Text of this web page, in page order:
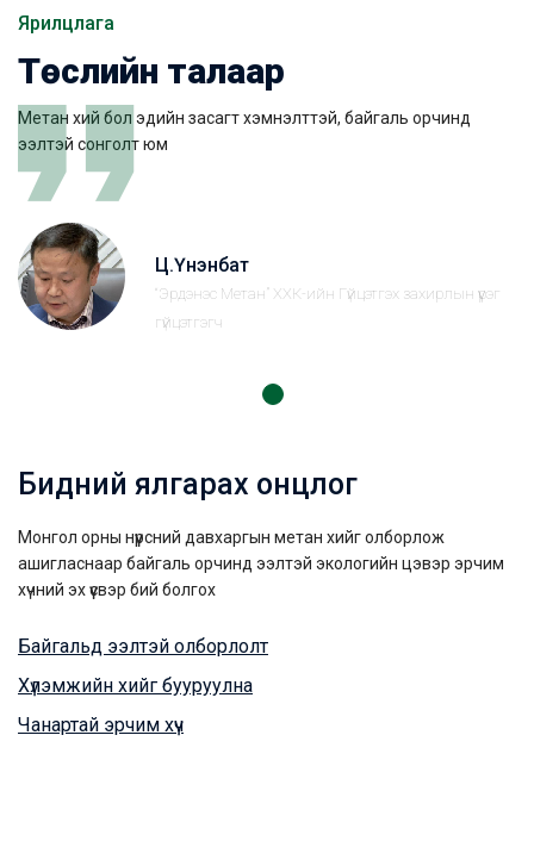
Ярилцлага
Төслийн талаар
Метан хий бол эдийн засагт хэмнэлттэй, байгаль орчинд
ээлтэй сонголт юм
Ц.Үнэнбат
“Эрдэнэс Метан” ХХК-ийн Гүйцэтгэх захирлын үүрэг
гүйцэтгэгч
Бидний ялгарах онцлог
Монгол орны нүүрсний давхаргын метан хийг олборлож
ашигласнаар байгаль орчинд ээлтэй экологийн цэвэр эрчим
хүчний эх үүсвэр бий болгох
Байгальд ээлтэй олборлолт
Хүлэмжийн хийг бууруулна
Чанартай эрчим хүч